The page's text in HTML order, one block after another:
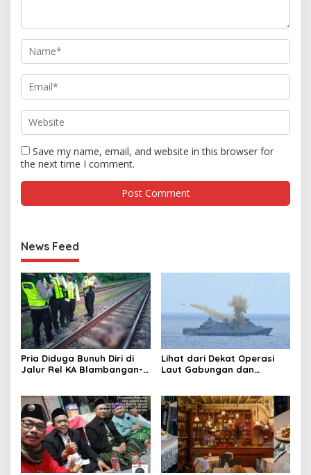
Save my name, email, and website in this browser for
the next time I comment.
News Feed
Pria Diduga Bunuh Diri di
Jalur Rel KA Blambangan-
Lihat dari Dekat Operasi
Laut Gabungan dan